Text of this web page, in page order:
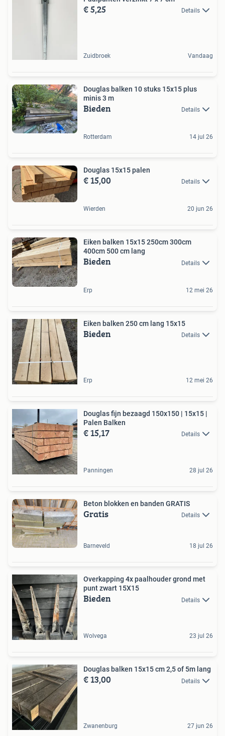
€ 5,25 Details
Zuidbroek Vandaag
Douglas balken 10 stuks 15x15 plus
minis 3 m
Bieden Details
Rotterdam 14 jul 26
Douglas 15x15 palen
€ 15,00 Details
Wierden 20 jun 26
Eiken balken 15x15 250cm 300cm
400cm 500 cm lang
Bieden Details
Erp 12 mei 26
Eiken balken 250 cm lang 15x15
Bieden Details
Erp 12 mei 26
Douglas fijn bezaagd 150x150 | 15x15 |
Palen Balken
€ 15,17 Details
Panningen 28 jul 26
Beton blokken en banden GRATIS
Gratis Details
Barneveld 18 jul 26
Overkapping 4x paalhouder grond met
punt zwart 15X15
Bieden Details
Wolvega 23 jul 26
Douglas balken 15x15 cm 2,5 of 5m lang
€ 13,00 Details
Zwanenburg 27 jun 26